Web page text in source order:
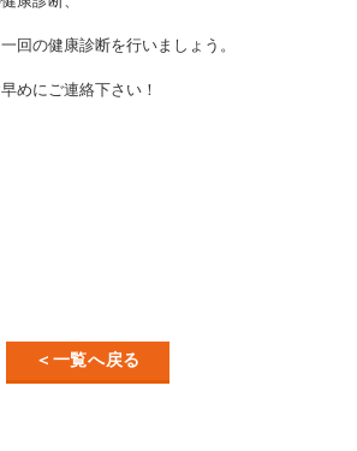
回の健康診断を行いましょう。
めにご連絡下さい！
＜一覧へ戻る